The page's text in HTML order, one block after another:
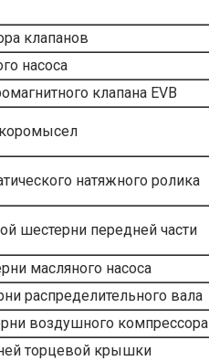
клапанов
насоса
клапана EVB
натяжного ролика
шестерни передней части
масляного насоса
распределительного вала
воздушного компрессора
торцевой крышки